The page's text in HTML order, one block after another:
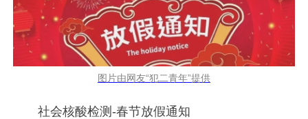
图片由网友“犯二青年”提供
社会核酸检测-春节放假通知